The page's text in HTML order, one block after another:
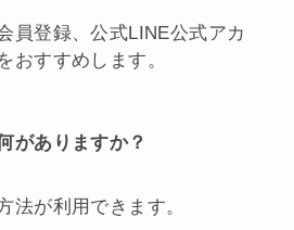
員登録、公式LINE公式アカ
おすすめします。
がありますか？
法が利用できます。